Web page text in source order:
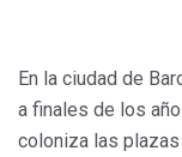
En la ciudad de
a finales de los
coloniza las